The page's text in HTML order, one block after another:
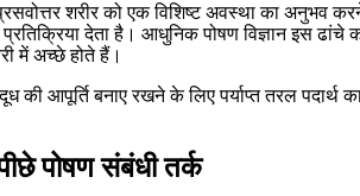
शरीर को एक विशिष्ट अवस्था का अनुभव
प्रतिक्रिया देता है। आधुनिक पोषण विज्ञान इस
में अच्छे होते हैं।
आपूर्ति बनाए रखने के लिए पर्याप्त तरल पदार्थ
पोषण संबंधी तर्क